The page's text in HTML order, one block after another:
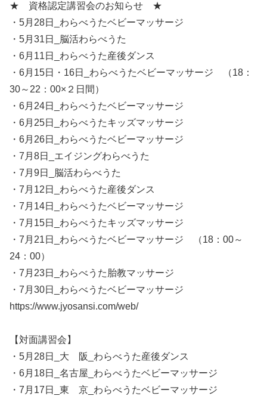
★ 資格認定講習会のお知らせ ★
・5月28日_わらべうたベビーマッサージ
・5月31日_脳活わらべうた
・6月11日_わらべうた産後ダンス
・6月15日・16日_わらべうたベビーマッサージ （18：
30～22：00×２日間）
・6月24日_わらべうたベビーマッサージ
・6月25日_わらべうたキッズマッサージ
・6月26日_わらべうたベビーマッサージ
・7月8日_エイジングわらべうた
・7月9日_脳活わらべうた
・7月12日_わらべうた産後ダンス
・7月14日_わらべうたベビーマッサージ
・7月15日_わらべうたキッズマッサージ
・7月21日_わらべうたベビーマッサージ （18：00～
24：00）
・7月23日_わらべうた胎教マッサージ
・7月30日_わらべうたベビーマッサージ
https://www.jyosansi.com/web/
【対面講習会】
・5月28日_大 阪_わらべうた産後ダンス
・6月18日_名古屋_わらべうたベビーマッサージ
・7月17日_東 京_わらべうたベビーマッサージ